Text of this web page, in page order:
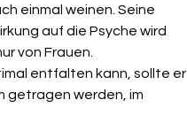
einmal weinen. Seine
auf die Psyche wird
von Frauen.
entfalten kann, sollte er
getragen werden, im